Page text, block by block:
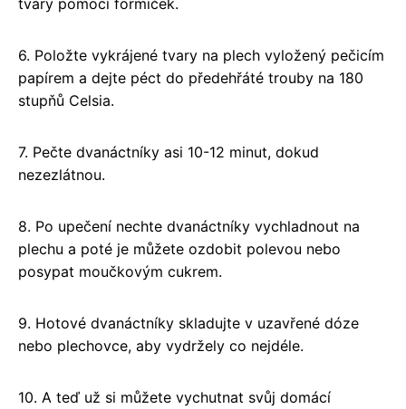
6. Položte vykrájené tvary na plech vyložený pečicím
papírem a dejte péct do předehřáté trouby na 180
stupňů Celsia.
7. Pečte dvanáctníky asi 10-12 minut, dokud
nezezlátnou.
8. Po upečení nechte dvanáctníky vychladnout na
plechu a poté je můžete ozdobit polevou nebo
posypat moučkovým cukrem.
9. Hotové dvanáctníky skladujte v uzavřené dóze
nebo plechovce, aby vydržely co nejdéle.
10. A teď už si můžete vychutnat svůj domácí